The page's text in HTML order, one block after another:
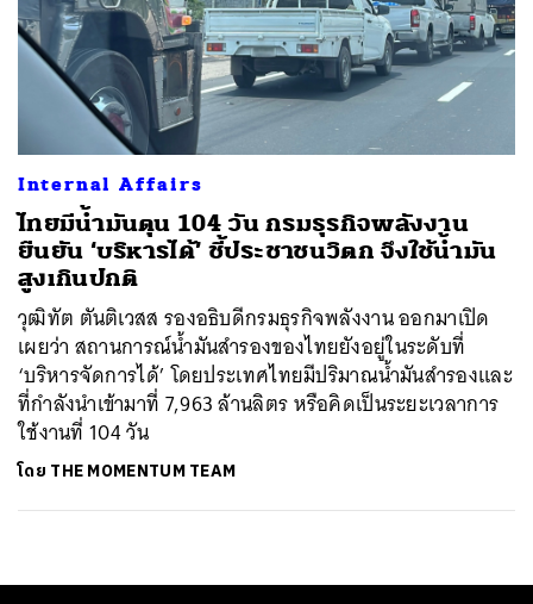
Internal Affairs
ไทยมีน้ำมันตุน 104 วัน กรมธุรกิจพลังงาน
ยืนยัน ‘บริหารได้’ ชี้ประชาชนวิตก จึงใช้น้ำมัน
สูงเกินปกติ
วุฒิทัต ตันติเวสส รองอธิบดีกรมธุรกิจพลังงาน ออกมาเปิด
เผยว่า สถานการณ์น้ำมันสำรองของไทยยังอยู่ในระดับที่
‘บริหารจัดการได้’ โดยประเทศไทยมีปริมาณน้ำมันสำรองและ
ที่กำลังนำเข้ามาที่ 7,963 ล้านลิตร หรือคิดเป็นระยะเวลาการ
ใช้งานที่ 104 วัน
โดย THE MOMENTUM TEAM